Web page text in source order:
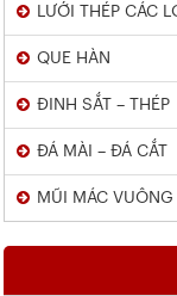
LƯỚI THÉP CÁC
QUE HÀN
ĐINH SẮT – THÉP
ĐÁ MÀI – ĐÁ CẮT
MŨI MÁC VUÔNG